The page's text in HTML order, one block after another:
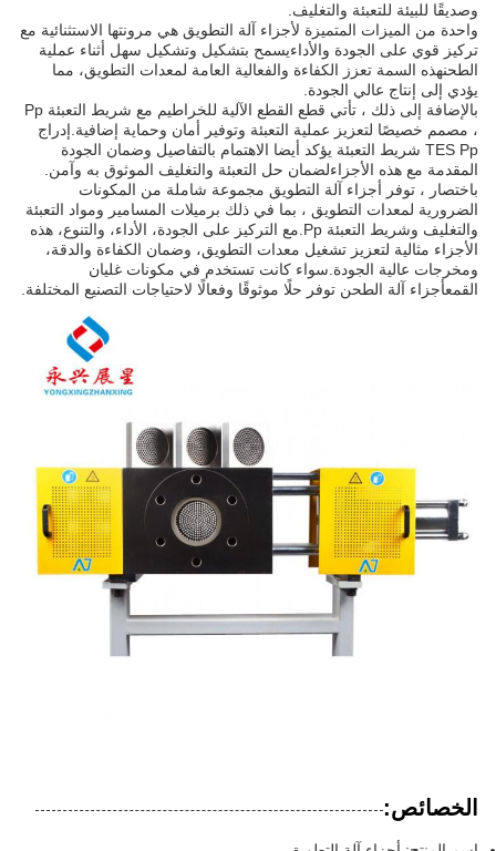
وصديقًا للبيئة للتعبئة والتغليف.
واحدة من الميزات المتميزة لأجزاء آلة التطويق هي مرونتها الاستثنائية مع
تركيز قوي على الجودة والأداءيسمح بتشكيل وتشكيل سهل أثناء عملية
الطحنهذه السمة تعزز الكفاءة والفعالية العامة لمعدات التطويق، مما
يؤدي إلى إنتاج عالي الجودة.
بالإضافة إلى ذلك ، تأتي قطع القطع الآلية للخراطيم مع شريط التعبئة Pp
، مصمم خصيصًا لتعزيز عملية التعبئة وتوفير أمان وحماية إضافية.إدراج
TES Pp شريط التعبئة يؤكد أيضا الاهتمام بالتفاصيل وضمان الجودة
المقدمة مع هذه الأجزاءلضمان حل التعبئة والتغليف الموثوق به وآمن.
باختصار ، توفر أجزاء آلة التطويق مجموعة شاملة من المكونات
الضرورية لمعدات التطويق ، بما في ذلك برميلات المسامير ومواد التعبئة
والتغليف وشريط التعبئة Pp.مع التركيز على الجودة، الأداء، والتنوع، هذه
الأجزاء مثالية لتعزيز تشغيل معدات التطويق، وضمان الكفاءة والدقة،
ومخرجات عالية الجودة.سواء كانت تستخدم في مكونات غليان
القمعأجزاء آلة الطحن توفر حلًا موثوقًا وفعالًا لاحتياجات التصنيع المختلفة.
الخصائص: